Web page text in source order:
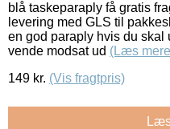
blå taskeparaply få gratis
levering med GLS til
en god paraply hvis du
vende modsat ud (Læs
149 kr. (Vis fragtpris)